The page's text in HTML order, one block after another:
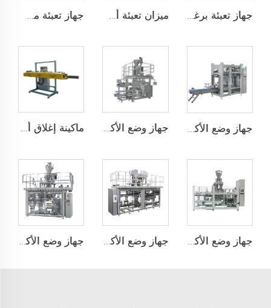
جهاز تعبئة برغي مزدوج أفقي ميزان تعبئة أسفل جهاز تعبئة مساحيق عمودي
جهاز وضع الأكياس تلقائيًا JCN-G1-1A جهاز وضع الأكياس تلقائيًا بسرعة عالية JCN-G1-2G-1
جهاز وضع الأكياس تلقائيًا ذو محطتين JCN-G2-2A-S جهاز وضع الأكياس تلقائيًا ذو محطتين JCN-G2-2A-B جهاز وضع الأكياس تلقائيًا بسرعة عالية JCN-G1-2G-2